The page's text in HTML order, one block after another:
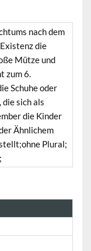
nach dem
die
Mütze und
zum 6.
Schuhe oder
sich als
die Kinder
Ähnlichem
Plural;